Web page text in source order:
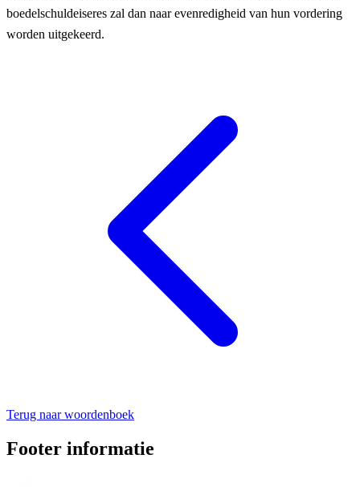
boedelschuldeiseres zal dan naar evenredigheid van hun vordering
worden uitgekeerd.
Terug naar woordenboek
Footer informatie